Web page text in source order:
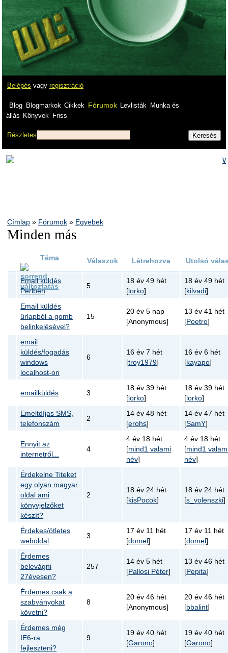
Belépés vagy regisztráció
Blog Blogmarkok Cikkek Fórumok Levlisták
Munka és
állás Könyvek Friss
Részletes
Címlap » Fórumok » Egyebek
Minden más
Téma Válaszok Létrehozva Utolsó
Email küldés
Perlben
5
18 év 49 hét
[lorko]
18 év 49 hét
[kilvadi]
Email küldés
űrlapból a gomb
belinkelésével?
15
20 év 5 nap
[Anonymous]
13 év 41 hét
[Poetro]
email
küldés/fogadás
windows
localhost-on
6
16 év 7 hét
[troy1979]
16 év 6 hét
[kayapo]
emailküldés 3
18 év 39 hét
[lorko]
18 év 39 hét
[lorko]
Emeltdíjas SMS,
telefonszám
2
14 év 48 hét
[erohs]
14 év 47 hét
[SamY]
Ennyit az
internetről...
4
4 év 18 hét
[mind1 valami
név]
4 év 18 hét
[mind1
név]
Érdekelne Titeket
egy olyan magyar
oldal ami
könyvjelzőket
készít?
2
18 év 24 hét
[kisPocok]
18 év 24 hét
[s_volenszki]
Érdekes/ötletes
weboldal
3
17 év 11 hét
[domel]
17 év 11 hét
[domel]
Érdemes
belevágni
27évesen?
257
14 év 5 hét
[Pallosi Péter]
13 év 46 hét
[Pepita]
Érdemes csak a
szabványokat
követni?
8
20 év 46 hét
[Anonymous]
20 év 46 hét
[bbalint]
Érdemes még
IE6-ra
fejleszteni?
9
19 év 40 hét
[Garono]
19 év 40 hét
[Garono]